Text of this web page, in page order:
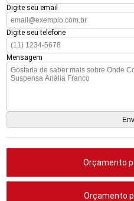
Digite seu email
Digite seu telefone
Mensagem
Orçamento
Orçamento